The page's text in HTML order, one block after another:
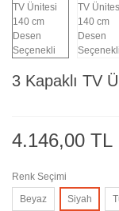
3 Kapaklı TV
4.146,00 TL
Renk Seçimi
Beyaz
Siyah